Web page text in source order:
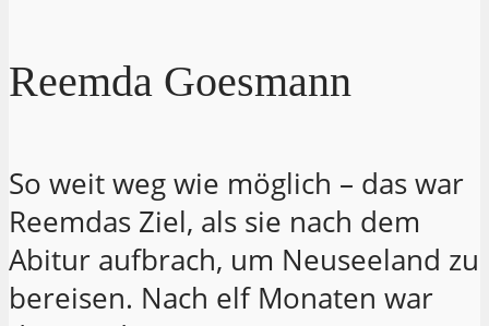
Reemda Goesmann
So weit weg wie möglich – das war
Reemdas Ziel, als sie nach dem
Abitur aufbrach, um Neuseeland zu
bereisen. Nach elf Monaten war